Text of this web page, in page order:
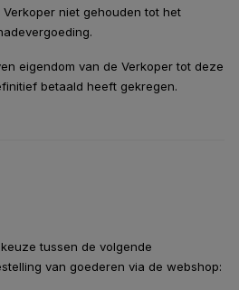
Verkoper niet gehouden tot het
eigendom van de Verkoper tot deze
betaald heeft gekregen.
tussen de volgende
van goederen via de webshop: